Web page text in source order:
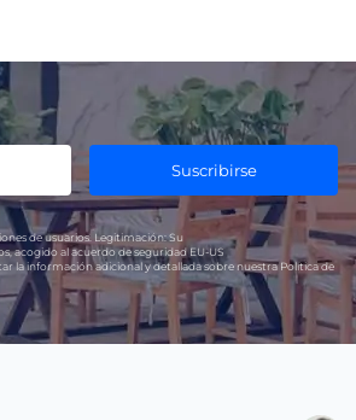
Suscribirse
de usuarios. Legitimación:Su
acogido al acuerdo de seguridad EU-US
la información adicional y detallada sobre nuestra Política de